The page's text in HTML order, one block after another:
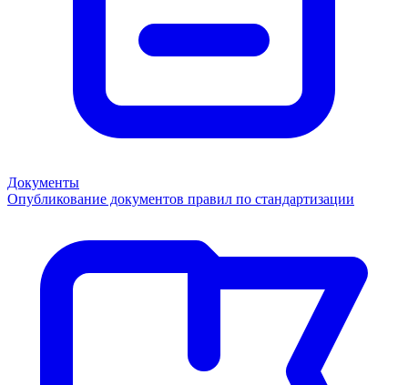
Документы
Опубликование документов правил по стандартизации